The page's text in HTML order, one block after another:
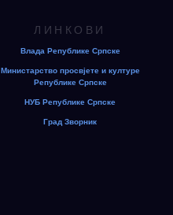
ЛИНКОВИ
Влада Републике Српске
Министарство просвјете и културе
Републике Српске
НУБ Републике Српске
Град Зворник